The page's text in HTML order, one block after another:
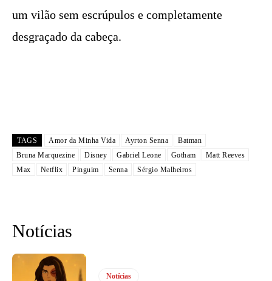
um vilão sem escrúpulos e completamente
desgraçado da cabeça.
TAGS Amor da Minha Vida Ayrton Senna
Batman
Bruna Marquezine
Disney Gabriel Leone Gotham
Matt Reeves
Max
Netflix Pinguim Senna Sérgio Malheiros
Notícias
Notícias